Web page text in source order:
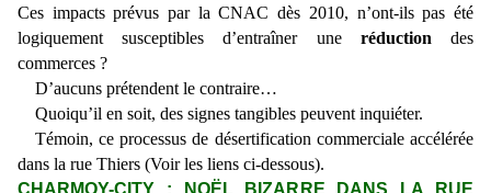
Ces impacts prévus par la CNAC dès 2010, n’ont-ils pas été
logiquement susceptibles d’entraîner une réduction des
commerces ?
D’aucuns prétendent le contraire…
Quoiqu’il en soit, des signes tangibles peuvent inquiéter.
Témoin, ce processus de désertification commerciale accélérée
dans la rue Thiers (Voir les liens ci-dessous).